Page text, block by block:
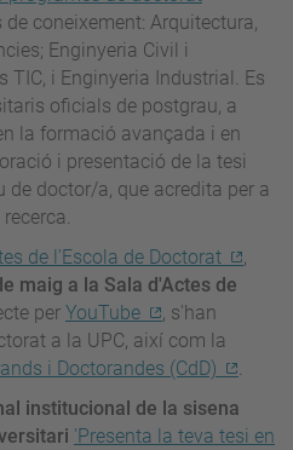
coneixement: Arquitectura,
Enginyeria Civil i
TIC, i Enginyeria Industrial. Es
oficials de postgrau, a
la formació avançada i en
i presentació de la tesi
doctor/a, que acredita per a
de l'Escola de Doctorat
,
maig a la Sala d'Actes de
per YouTube
, s'han
a la UPC, així com la
i Doctorandes (CdD)
.
institucional de la sisena
'Presenta la teva tesi en